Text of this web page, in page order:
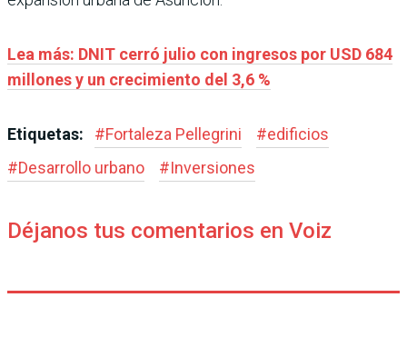
Lea más: DNIT cerró julio con ingresos por USD 684
millones y un crecimiento del 3,6 %
Etiquetas: #Fortaleza Pellegrini #edificios
#Desarrollo urbano #Inversiones
Déjanos tus comentarios en Voiz